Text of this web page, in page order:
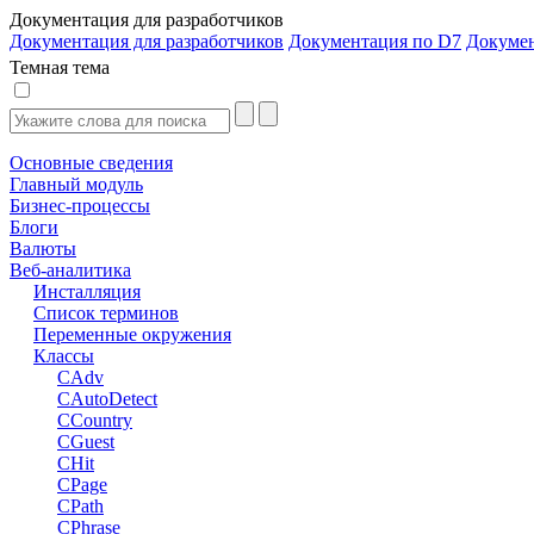
Документация для разработчиков
Документация для разработчиков Документация по D7
Темная тема
Основные сведения
Главный модуль
Бизнес-процессы
Блоги
Валюты
Веб-аналитика
Инсталляция
Список терминов
Переменные окружения
Классы
CAdv
CAutoDetect
CCountry
CGuest
CHit
CPage
CPath
CPhrase